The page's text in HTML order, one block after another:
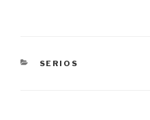
CATEGORIES
SERIOS